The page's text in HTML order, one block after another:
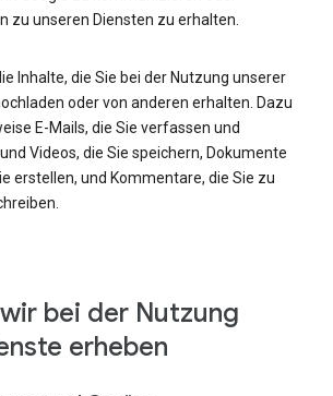
zu unseren Diensten zu erhalten.
Inhalte, die Sie bei der Nutzung unserer
oder von anderen erhalten. Dazu
E-Mails, die Sie verfassen und
Videos, die Sie speichern, Dokumente
erstellen, und Kommentare, die Sie zu
bei der Nutzung
erheben